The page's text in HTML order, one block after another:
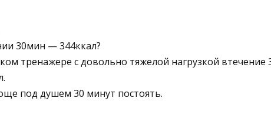
30мин — 344ккал?
тренажере с довольно тяжелой нагрузкой втечение
под душем 30 минут постоять.